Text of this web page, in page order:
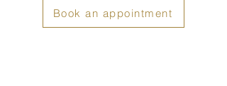
Book an appointment